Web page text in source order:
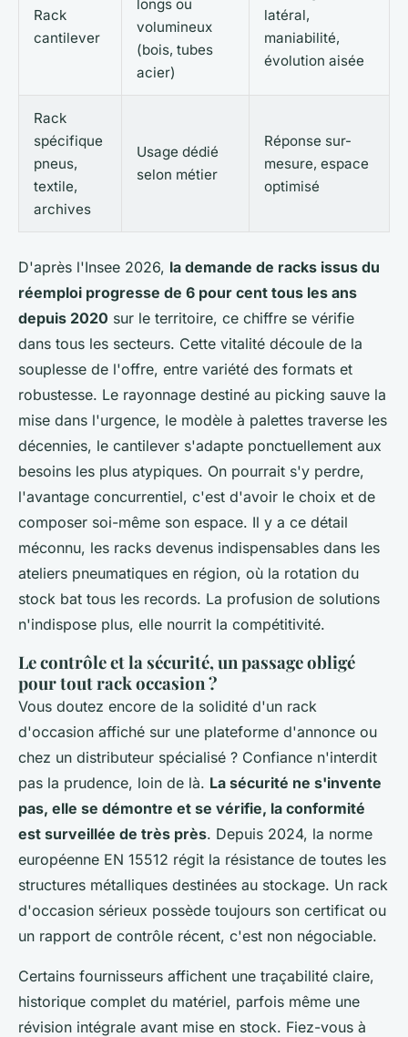
Rack
cantilever
longs ou
volumineux
(bois, tubes
acier)
latéral,
maniabilité,
évolution aisée
Rack
spécifique
pneus,
textile,
archives
Usage dédié
selon métier
Réponse sur-
mesure, espace
optimisé
D'après l'Insee 2026, la demande de racks issus du
réemploi progresse de 6 pour cent tous les ans
depuis 2020 sur le territoire, ce chiffre se vérifie
dans tous les secteurs. Cette vitalité découle de la
souplesse de l'offre, entre variété des formats et
robustesse. Le rayonnage destiné au picking sauve la
mise dans l'urgence, le modèle à palettes traverse les
décennies, le cantilever s'adapte ponctuellement aux
besoins les plus atypiques. On pourrait s'y perdre,
l'avantage concurrentiel, c'est d'avoir le choix et de
composer soi-même son espace. Il y a ce détail
méconnu, les racks devenus indispensables dans les
ateliers pneumatiques en région, où la rotation du
stock bat tous les records. La profusion de solutions
n'indispose plus, elle nourrit la compétitivité.
Le contrôle et la sécurité, un passage obligé
pour tout rack occasion ?
Vous doutez encore de la solidité d'un rack
d'occasion affiché sur une plateforme d'annonce ou
chez un distributeur spécialisé ? Confiance n'interdit
pas la prudence, loin de là. La sécurité ne s'invente
pas, elle se démontre et se vérifie, la conformité
est surveillée de très près. Depuis 2024, la norme
européenne EN 15512 régit la résistance de toutes les
structures métalliques destinées au stockage. Un rack
d'occasion sérieux possède toujours son certificat ou
un rapport de contrôle récent, c'est non négociable.
Certains fournisseurs affichent une traçabilité claire,
historique complet du matériel, parfois même une
révision intégrale avant mise en stock. Fiez-vous à